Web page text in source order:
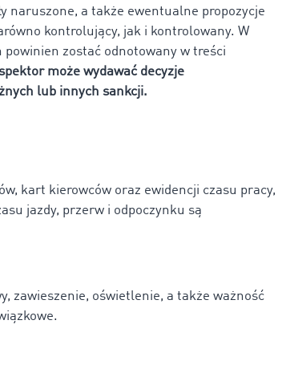
naruszone, a także ewentualne propozycje
kontrolujący, jak i kontrolowany. W
zostać odnotowany w treści
może wydawać decyzje
lub innych sankcji.
kart kierowców oraz ewidencji czasu pracy,
jazdy, przerw i odpoczynku są
zawieszenie, oświetlenie, a także ważność